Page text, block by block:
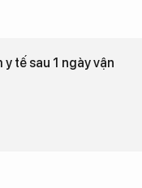
tế sau 1 ngày vận